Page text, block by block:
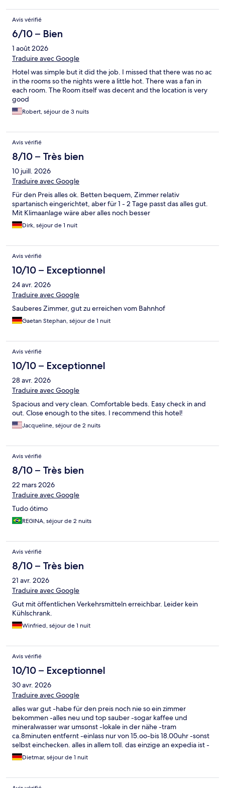
mettre une serviette dans la cabine douche au sol, sinon c'est la
chute assurée. Le sol de la cabine de douche est très glissant.
Séjour d'une nuit très agréable. Je recommande!
Avis vérifié
6/10 – Bien
1 août 2026
Traduire avec Google
Hotel was simple but it did the job. I missed that there was no ac
in the rooms so the nights were a little hot. There was a fan in
each room. The Room itself was decent and the location is very
good
Robert, séjour de 3 nuits
Avis vérifié
8/10 – Très bien
10 juill. 2026
Traduire avec Google
Für den Preis alles ok. Betten bequem, Zimmer relativ
spartanisch eingerichtet, aber für 1 - 2 Tage passt das alles gut.
Mit Klimaanlage wäre aber alles noch besser
Dirk, séjour de 1 nuit
Avis vérifié
10/10 – Exceptionnel
24 avr. 2026
Traduire avec Google
Sauberes Zimmer, gut zu erreichen vom Bahnhof
Gaetan Stephan, séjour de 1 nuit
Avis vérifié
10/10 – Exceptionnel
28 avr. 2026
Traduire avec Google
Spacious and very clean. Comfortable beds. Easy check in and
out. Close enough to the sites. I recommend this hotel!
Jacqueline, séjour de 2 nuits
Avis vérifié
8/10 – Très bien
22 mars 2026
Traduire avec Google
Tudo ótimo
REGINA, séjour de 2 nuits
Avis vérifié
8/10 – Très bien
21 avr. 2026
Traduire avec Google
Gut mit öffentlichen Verkehrsmitteln erreichbar. Leider kein
Kühlschrank.
Winfried, séjour de 1 nuit
Avis vérifié
10/10 – Exceptionnel
30 avr. 2026
Traduire avec Google
alles war gut -habe für den preis noch nie so ein zimmer
bekommen -alles neu und top sauber -sogar kaffee und
mineralwasser war umsonst -lokale in der nähe -tram
ca.8minuten entfernt -einlass nur von 15.oo-bis 18.00uhr -sonst
selbst einchecken. alles in allem toll. das einzige an expedia ist -
man kann schlecht stornieren -habe über 10tage keine
benachrichtung bekommen für eine andere reise.
Dietmar, séjour de 1 nuit